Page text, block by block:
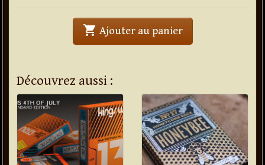
shopping_cart Ajouter au panier' . Jeu de cartes
Découvrez aussi :